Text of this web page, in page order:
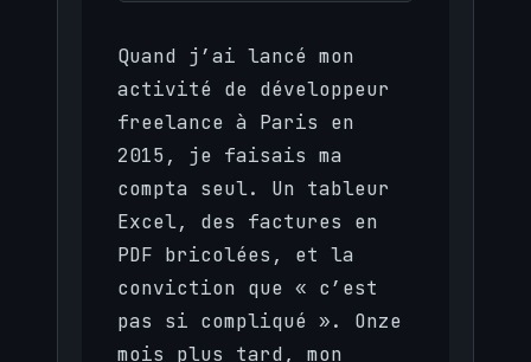
Quand j’ai lancé mon
activité de développeur
freelance à Paris en
2015, je faisais ma
compta seul. Un tableur
Excel, des factures en
PDF bricolées, et la
conviction que « c’est
pas si compliqué ». Onze
mois plus tard, mon